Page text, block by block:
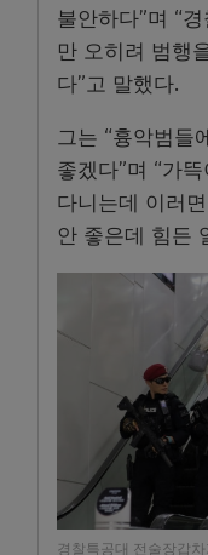
불안하다”며 “
만 오히려 범행
다”고 말했다.
그는 “흉악범들
좋겠다”며 “가
다니는데 이러
안 좋은데 힘든
경찰특공대 전술장갑